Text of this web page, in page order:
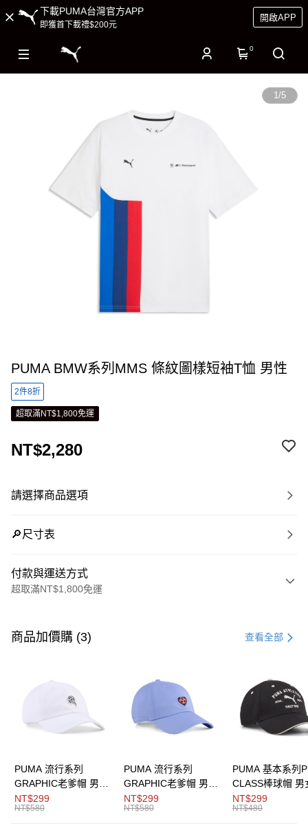
下載PUMA台灣官方APP
即獲首下載禮$200元
開啟APP
0
1/5
PUMA BMW系列MMS 條紋圖樣短袖T恤 男性
2件8折
超取滿NT$1,800免運
NT$2,280
請選擇商品選項
🔎尺寸表
付款與運送方式
超取滿NT$1,800免運
信用卡一次付款
Apple Pay
Google Pay
貨到付款
商品加價購 (3) 查看全部
PUMA 流行系列
GRAPHIC老爹帽 男女
共同
NT$299
NT$580
PUMA 流行系列
GRAPHIC老爹帽 男女
共同
NT$299
NT$580
PUMA 基本系列
CLASS棒球帽 男
同
NT$299
NT$480